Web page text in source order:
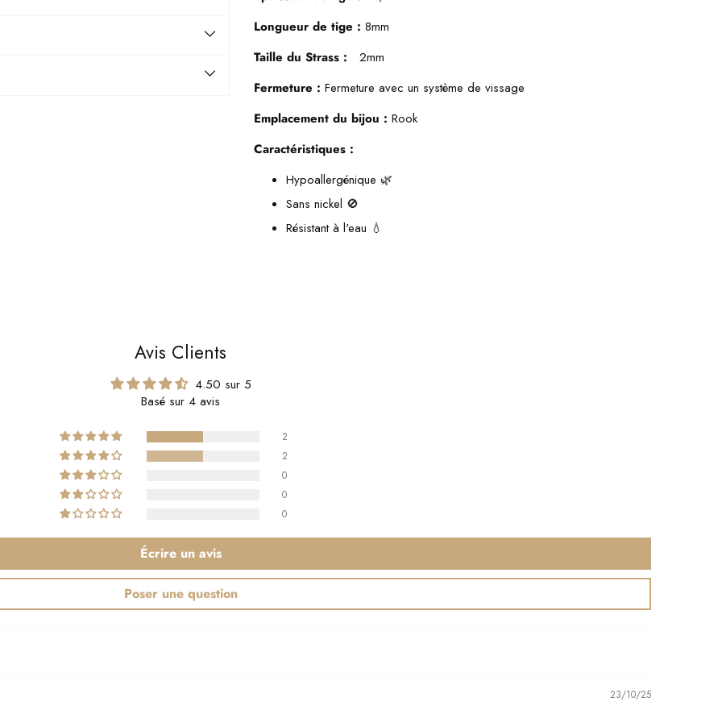
Longueur de tige : 8mm
Taille du Strass :
2mm
Fermeture : Fermeture avec un système de vissage
Emplacement du bijou : Rook
Caractéristiques :
Hypoallergénique 🌿
Sans nickel 🚫
Résistant à l'eau 💧
Avis Clients
4.50 sur 5
Basé sur 4 avis
2
2
0
0
0
Écrire un avis
Poser une question
23/10/25